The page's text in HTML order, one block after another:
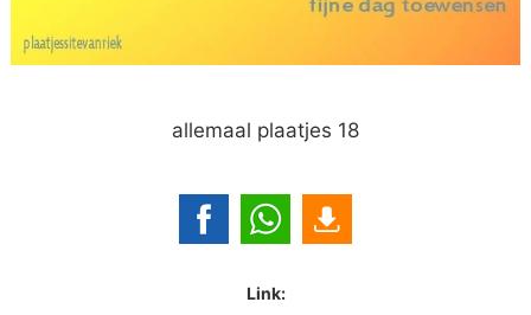
allemaal plaatjes 18
Link: